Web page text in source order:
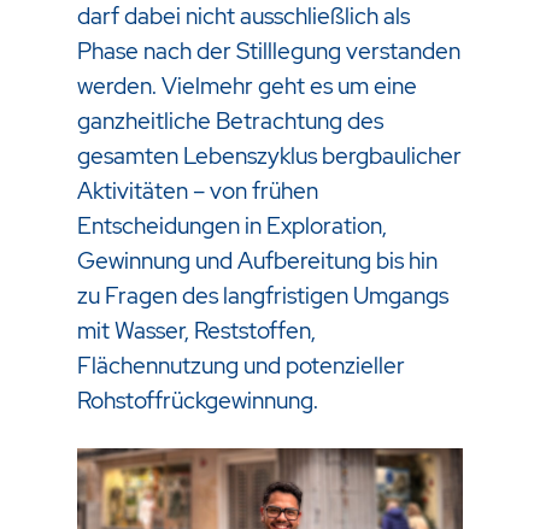
darf dabei nicht ausschließlich als
Phase nach der Stilllegung verstanden
werden. Vielmehr geht es um eine
ganzheitliche Betrachtung des
gesamten Lebenszyklus bergbaulicher
Aktivitäten – von frühen
Entscheidungen in Exploration,
Gewinnung und Aufbereitung bis hin
zu Fragen des langfristigen Umgangs
mit Wasser, Reststoffen,
Flächennutzung und potenzieller
Rohstoffrückgewinnung.